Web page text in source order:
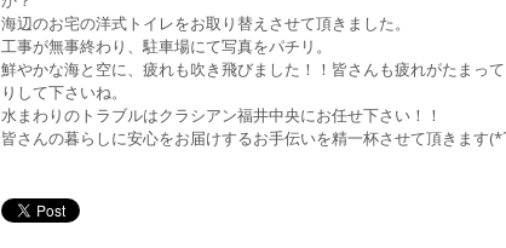
海辺のお宅の洋式トイレをお取り替えさせて頂きました。
工事が無事終わり、駐車場にて写真をパチリ。
鮮やかな海と空に、疲れも吹き飛びました！！皆さんも疲れがたまっ
りして下さいね。
水まわりのトラブルはクラシアン福井中央にお任せ下さい！！
皆さんの暮らしに安心をお届けするお手伝いを精一杯させて頂きます